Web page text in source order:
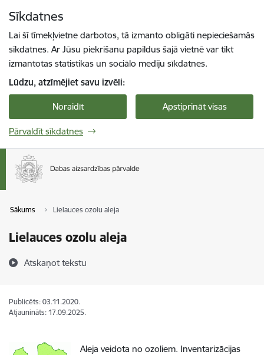
Sīkdatnes
Lai šī tīmekļvietne darbotos, tā izmanto obligāti nepieciešamās
sīkdatnes. Ar Jūsu piekrišanu papildus šajā vietnē var tikt
izmantotas statistikas un sociālo mediju sīkdatnes.
Lūdzu, atzīmējiet savu izvēli:
Noraidīt Apstiprināt visas
Pārvaldīt sīkdatnes
Sākums Lielauces ozolu aleja
Lielauces ozolu aleja
Atskaņot tekstu
Publicēts: 03.11.2020.
Atjaunināts: 17.09.2025.
Aleja veidota no ozoliem. Inventarizācijas